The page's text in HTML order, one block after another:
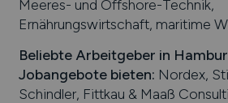
Meeres- und Offshore-Technik,
Ernährungswirtschaft, maritime
Beliebte Arbeitgeber in
Jobangebote bieten: Nordex,
Schindler, Fittkau & Maaß